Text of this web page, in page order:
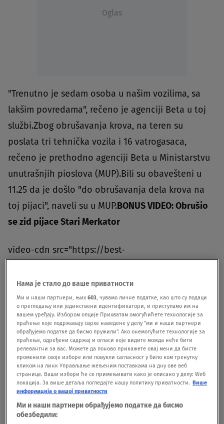
Oglas
"Trenutno je sedam osoba u našim vozilima, sa
lakšim povredama", rečeno je agenciji Beta u toj
službi.Zbog obrušavanja krova, na teren su
poslata tri tehnička vozila i 16 vatrogasaca,
rečeno je prethodno agenciji Beta u Ministarstvu
unutrašnjih pioslova (MUP).Bili su obavešteni u
11.25 da je došlo "do obrušavanja dela krova na
toj pijaci", naveli su u MUP.BONUS VIDEO: Obrušio
se zid pijace Stari Merkator
video-cdn src="https://best-
asset=obrusenzidmercatorgp-novas-
worldwide&stream=hp3500&t=0&player=m3u8v&s
p=novas&u=novas&p=n0v43!23t001" video-
id="2999433"]Pratite nas i na društvenim
mrežama:FacebookTwitterInstagram
CLS traži: Hitno smenite ditektora
pijaca zbog obrušavanja "Merkatora"
DRUŠTVO 18.01.22.
FOTO Prve fotografije sa pijace
Нама је стало до ваше приватности
Ми и наши партнери, њих603, чувамо личне податке, као што су подаци
о прегледању или јединствени идентификатори, и приступамо им на
вашем уређају. Избором опције Прихватам омогућићете технологије за
праћење које подржавају сврхе наведене у делу "ми и наши партнери
обрађујемо податке да бисмо пружили". Ако онемогућите технологије за
праћење, одређени садржај и огласи које видите можда неће бити
релевантни за вас. Можете да поново прикажете овај мени да бисте
променили своје изборе или повукли сагласност у било ком тренутку
кликом на линк Управљање жељеним поставкама на дну ове веб
странице. Ваши избори ће се примењивати како је описано у делу: Wеб
локација. За више детаља погледајте нашу политику приватности. Више
информација о вашој приватности
Ми и наши партнери обрађујемо податке да бисмо
обезбедили: